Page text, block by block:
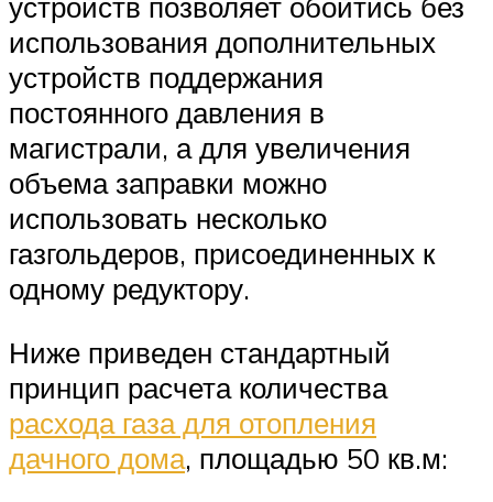
использования дополнительных
устройств поддержания
постоянного давления в
магистрали, а для увеличения
объема заправки можно
использовать несколько
газгольдеров, присоединенных к
одному редуктору.
Ниже приведен стандартный
принцип расчета количества
расхода газа для отопления
дачного дома, площадью 50 кв.м: